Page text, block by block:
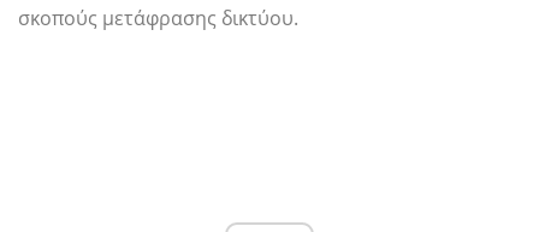
σκοπούς μετάφρασης δικτύου.